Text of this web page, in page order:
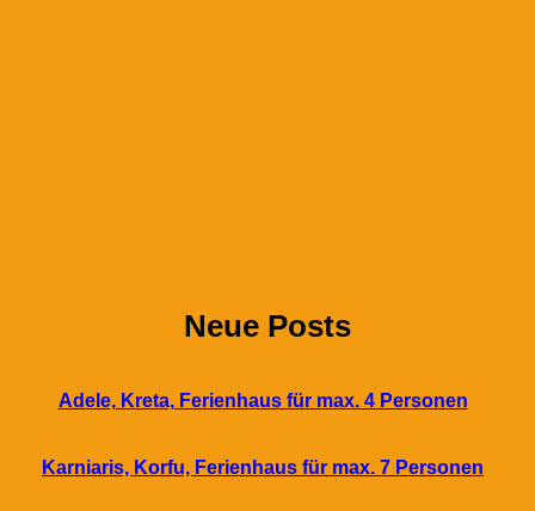
Neue Posts
Adele, Kreta, Ferienhaus für max. 4 Personen
Karniaris, Korfu, Ferienhaus für max. 7 Personen